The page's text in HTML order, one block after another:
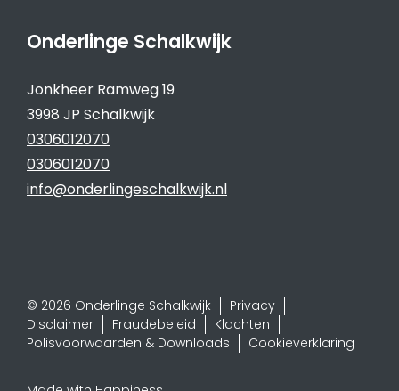
Onderlinge Schalkwijk
Jonkheer Ramweg 19
3998 JP Schalkwijk
0306012070
0306012070
info@onderlingeschalkwijk.nl
© 2026 Onderlinge Schalkwijk
Privacy
Disclaimer
Fraudebeleid
Klachten
Polisvoorwaarden & Downloads
Cookieverklaring